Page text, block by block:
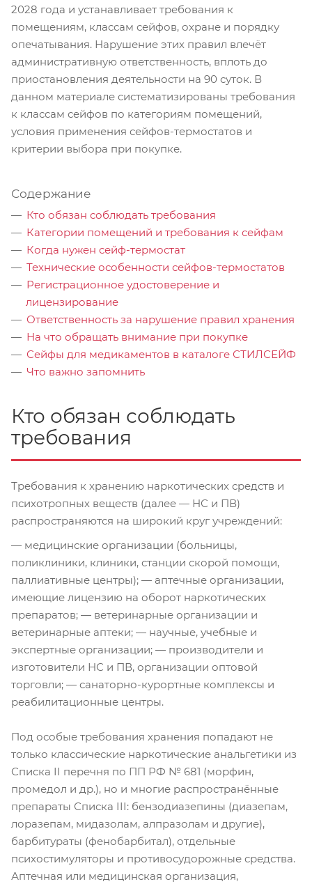
2028 года и устанавливает требования к
помещениям, классам сейфов, охране и порядку
опечатывания. Нарушение этих правил влечёт
административную ответственность, вплоть до
приостановления деятельности на 90 суток. В
данном материале систематизированы требования
к классам сейфов по категориям помещений,
условия применения сейфов-термостатов и
критерии выбора при покупке.
Содержание
Кто обязан соблюдать требования
Категории помещений и требования к сейфам
Когда нужен сейф-термостат
Технические особенности сейфов-термостатов
Регистрационное удостоверение и
лицензирование
Ответственность за нарушение правил хранения
На что обращать внимание при покупке
Сейфы для медикаментов в каталоге СТИЛСЕЙФ
Что важно запомнить
Кто обязан соблюдать
требования
Требования к хранению наркотических средств и
психотропных веществ (далее — НС и ПВ)
распространяются на широкий круг учреждений:
— медицинские организации (больницы,
поликлиники, клиники, станции скорой помощи,
паллиативные центры); — аптечные организации,
имеющие лицензию на оборот наркотических
препаратов; — ветеринарные организации и
ветеринарные аптеки; — научные, учебные и
экспертные организации; — производители и
изготовители НС и ПВ, организации оптовой
торговли; — санаторно-курортные комплексы и
реабилитационные центры.
Под особые требования хранения попадают не
только классические наркотические анальгетики из
Списка II перечня по ПП РФ № 681 (морфин,
промедол и др.), но и многие распространённые
препараты Списка III: бензодиазепины (диазепам,
лоразепам, мидазолам, алпразолам и другие),
барбитураты (фенобарбитал), отдельные
психостимуляторы и противосудорожные средства.
Аптечная или медицинская организация,